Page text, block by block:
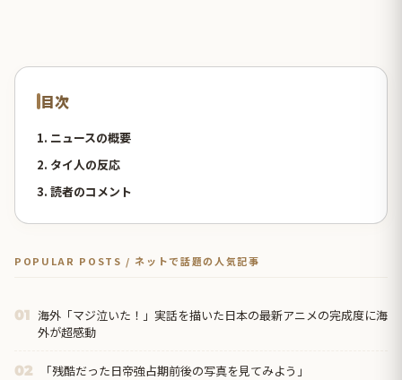
目次
1. ニュースの概要
2. タイ人の反応
3. 読者のコメント
POPULAR POSTS / ネットで話題の人気記事
01 海外「マジ泣いた！」実話を描いた日本の最新アニメの完成度に海
外が超感動
02 「残酷だった日帝強占期前後の写真を見てみよう」